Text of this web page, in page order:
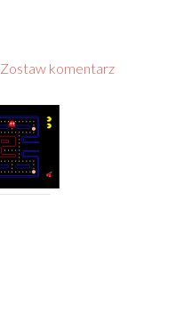
Zostaw komentarz